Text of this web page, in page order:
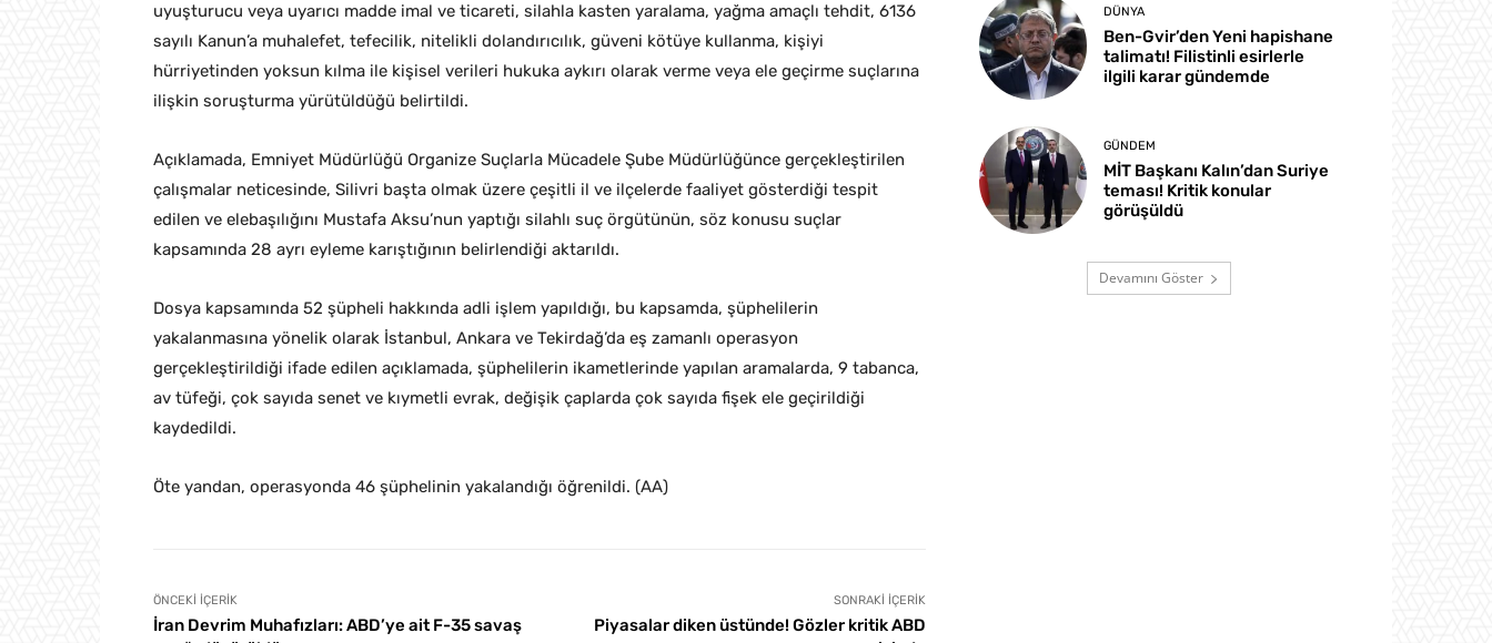
uyuşturucu veya uyarıcı madde imal ve ticareti, silahla kasten yaralama, yağma amaçlı tehdit, 6136
sayılı Kanun’a muhalefet, tefecilik, nitelikli dolandırıcılık, güveni kötüye kullanma, kişiyi
hürriyetinden yoksun kılma ile kişisel verileri hukuka aykırı olarak verme veya ele geçirme suçlarına
ilişkin soruşturma yürütüldüğü belirtildi.
Açıklamada, Emniyet Müdürlüğü Organize Suçlarla Mücadele Şube Müdürlüğünce gerçekleştirilen
çalışmalar neticesinde, Silivri başta olmak üzere çeşitli il ve ilçelerde faaliyet gösterdiği tespit
edilen ve elebaşılığını Mustafa Aksu’nun yaptığı silahlı suç örgütünün, söz konusu suçlar
kapsamında 28 ayrı eyleme karıştığının belirlendiği aktarıldı.
Dosya kapsamında 52 şüpheli hakkında adli işlem yapıldığı, bu kapsamda, şüphelilerin
yakalanmasına yönelik olarak İstanbul, Ankara ve Tekirdağ’da eş zamanlı operasyon
gerçekleştirildiği ifade edilen açıklamada, şüphelilerin ikametlerinde yapılan aramalarda, 9 tabanca,
av tüfeği, çok sayıda senet ve kıymetli evrak, değişik çaplarda çok sayıda fişek ele geçirildiği
kaydedildi.
Öte yandan, operasyonda 46 şüphelinin yakalandığı öğrenildi. (AA)
ÖNCEKI İÇERIK
İran Devrim Muhafızları: ABD’ye ait F-35 savaş
SONRAKI İÇERIK
Piyasalar diken üstünde! Gözler kritik ABD
DÜNYA
Ben-Gvir’den Yeni hapishane
talimatı! Filistinli esirlerle
ilgili karar gündemde
GÜNDEM
MİT Başkanı Kalın’dan Suriye
teması! Kritik konular
görüşüldü
Devamını Göster